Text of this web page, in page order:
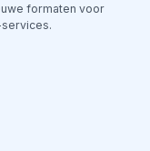
formaten voor